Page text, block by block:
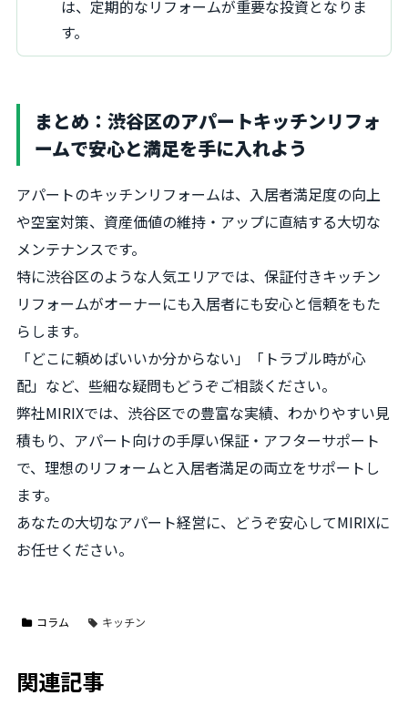
は、定期的なリフォームが重要な投資となりま
す。
まとめ：渋谷区のアパートキッチンリフォ
ームで安心と満足を手に入れよう
アパートのキッチンリフォームは、入居者満足度の向上
や空室対策、資産価値の維持・アップに直結する大切な
メンテナンスです。
特に渋谷区のような人気エリアでは、保証付きキッチン
リフォームがオーナーにも入居者にも安心と信頼をもた
らします。
「どこに頼めばいいか分からない」「トラブル時が心
配」など、些細な疑問もどうぞご相談ください。
弊社MIRIXでは、渋谷区での豊富な実績、わかりやすい見
積もり、アパート向けの手厚い保証・アフターサポート
で、理想のリフォームと入居者満足の両立をサポートし
ます。
あなたの大切なアパート経営に、どうぞ安心してMIRIXに
お任せください。
コラム キッチン
関連記事